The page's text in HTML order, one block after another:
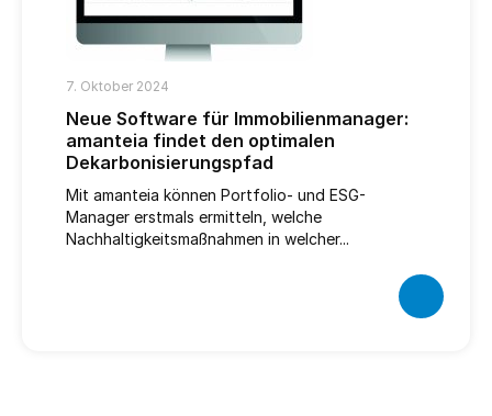
7. Oktober 2024
Neue Software für Immobilienmanager:
amanteia findet den optimalen
Dekarbonisierungspfad
Mit amanteia können Portfolio- und ESG-
Manager erstmals ermitteln, welche
Nachhaltigkeitsmaßnahmen in welcher...